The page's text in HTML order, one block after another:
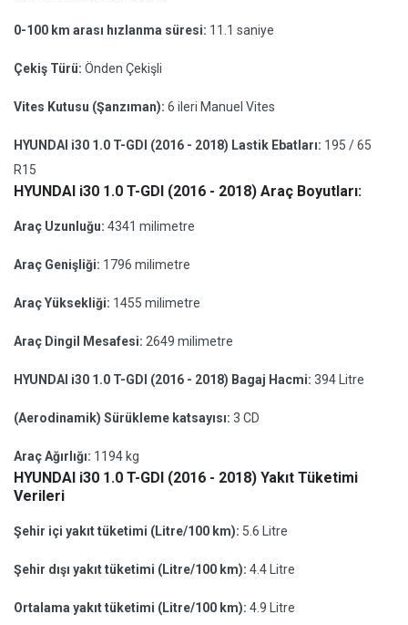
0-100 km arası hızlanma süresi: 11.1 saniye
Çekiş Türü: Önden Çekişli
Vites Kutusu (Şanzıman): 6 ileri Manuel Vites
HYUNDAI i30 1.0 T-GDI (2016 - 2018) Lastik Ebatları: 195 / 65
R15
HYUNDAI i30 1.0 T-GDI (2016 - 2018) Araç Boyutları:
Araç Uzunluğu: 4341 milimetre
Araç Genişliği: 1796 milimetre
Araç Yüksekliği: 1455 milimetre
Araç Dingil Mesafesi: 2649 milimetre
HYUNDAI i30 1.0 T-GDI (2016 - 2018) Bagaj Hacmi: 394 Litre
(Aerodinamik) Sürükleme katsayısı: 3 CD
Araç Ağırlığı: 1194 kg
HYUNDAI i30 1.0 T-GDI (2016 - 2018) Yakıt Tüketimi
Verileri
Şehir içi yakıt tüketimi (Litre/100 km): 5.6 Litre
Şehir dışı yakıt tüketimi (Litre/100 km): 4.4 Litre
Ortalama yakıt tüketimi (Litre/100 km): 4.9 Litre